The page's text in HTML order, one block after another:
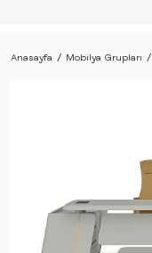
Anasayfa Mobilya Grupları